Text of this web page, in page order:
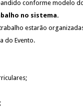
conforme modelo
no sistema.
estarão
do Evento.